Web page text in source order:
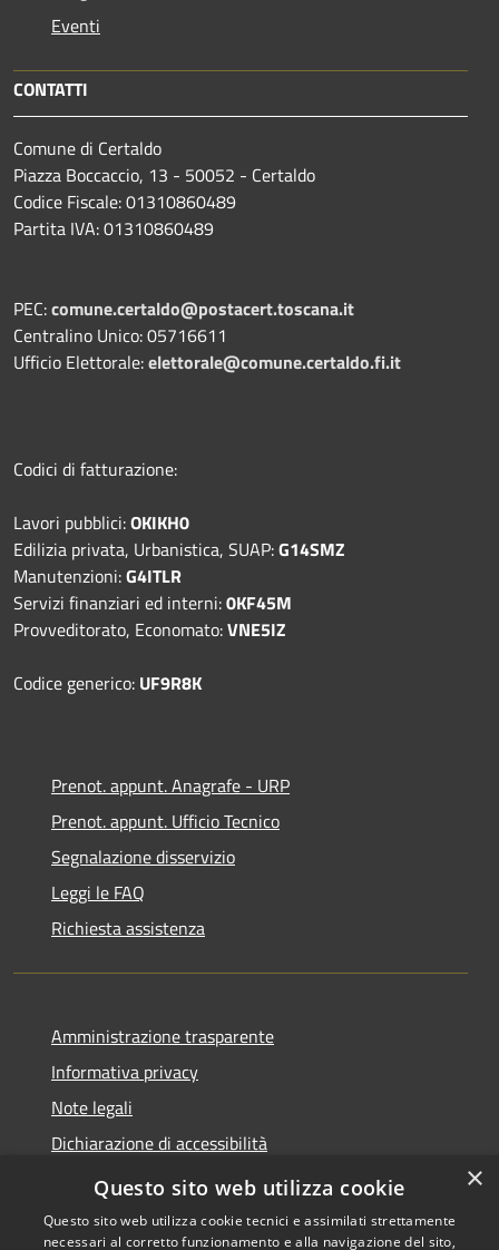
Eventi
CONTATTI
Comune di Certaldo
Piazza Boccaccio, 13 - 50052 - Certaldo
Codice Fiscale: 01310860489
Partita IVA: 01310860489
PEC:comune.certaldo@postacert.toscana.it
Centralino Unico: 05716611
Ufficio Elettorale:elettorale@comune.certaldo.fi.it
Codici di fatturazione:
Lavori pubblici:OKIKH0
Edilizia privata, Urbanistica, SUAP:G14SMZ
Manutenzioni:G4ITLR
Servizi finanziari ed interni:0KF45M
Provveditorato, Economato:VNE5IZ
Codice generico: UF9R8K
Prenot. appunt. Anagrafe - URP
Prenot. appunt. Ufficio Tecnico
Segnalazione disservizio
Leggi le FAQ
Richiesta assistenza
Amministrazione trasparente
Informativa privacy
Note legali
Dichiarazione di accessibilità
Whistleblowing
×
Questo sito web utilizza cookie
Questo sito web utilizza cookie tecnici e assimilati strettamente
necessari al corretto funzionamento e alla navigazione del sito,